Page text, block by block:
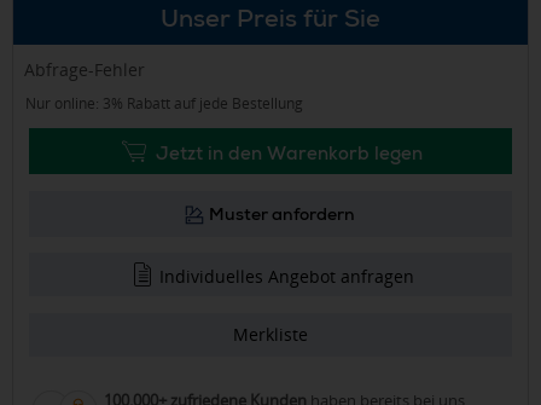
Unser Preis für Sie
Abfrage-Fehler
Nur online: 3% Rabatt auf jede Bestellung
Jetzt in den Warenkorb legen
Muster anfordern
Individuelles Angebot anfragen
Merkliste
100.000+ zufriedene Kunden haben bereits bei uns